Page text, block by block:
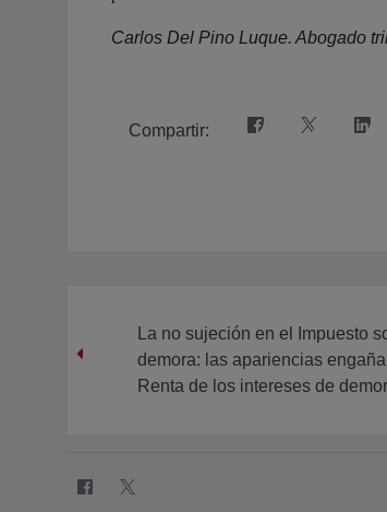
Carlos Del Pino Luque. Abogado
Compartir:
La no sujeción en el Impuesto
demora: las apariencias
Renta de los intereses de